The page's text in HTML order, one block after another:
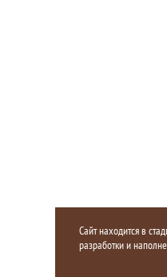
Сайт находится в
разработки и